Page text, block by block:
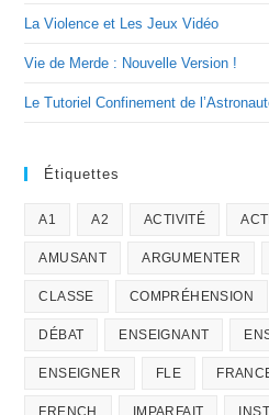
La Violence et Les Jeux Vidéo
Vie de Merde : Nouvelle Version !
Le Tutoriel Confinement de
Étiquettes
A1 A2 ACTIVITÉ
AMUSANT ARGUMENTER
CLASSE COMPRÉHENSION
DÉBAT ENSEIGNANT
ENSEIGNER FLE
FRENCH IMPARFAIT